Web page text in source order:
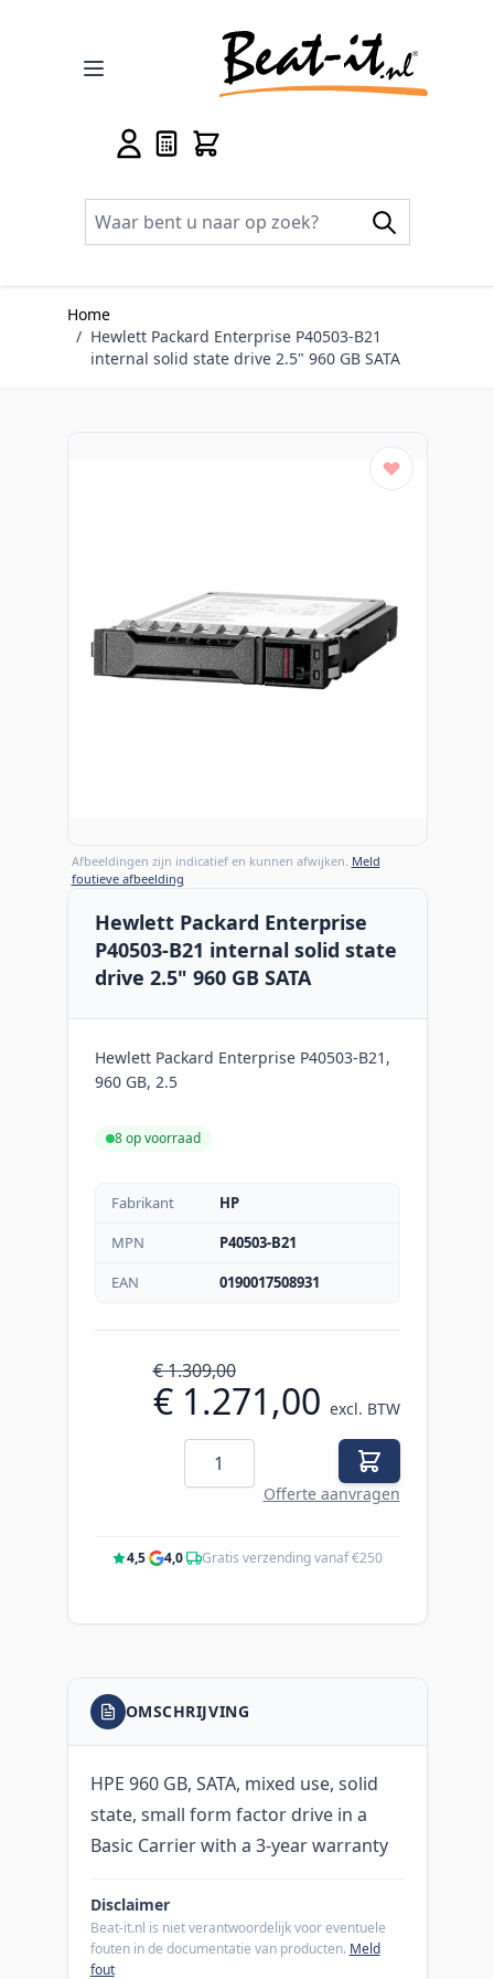
Home
/ Hewlett Packard Enterprise P40503-B21
internal solid state drive 2.5" 960 GB SATA
Afbeeldingen zijn indicatief en kunnen afwijken. Meld
foutieve afbeelding
Hewlett Packard Enterprise
P40503-B21 internal solid state
drive 2.5" 960 GB SATA
Hewlett Packard Enterprise P40503-B21,
960 GB, 2.5
8 op voorraad
Fabrikant
HP
MPN
P40503-B21
EAN
0190017508931
€ 1.309,00
€ 1.271,00 excl. BTW
Aantal
Offerte aanvragen
4,5· 4,0· Gratis verzending vanaf €250
OMSCHRIJVING
HPE 960 GB, SATA, mixed use, solid
state, small form factor drive in a
Basic Carrier with a 3-year warranty
Disclaimer
Beat-it.nl is niet verantwoordelijk voor eventuele
fouten in de documentatie van producten. Meld
fout